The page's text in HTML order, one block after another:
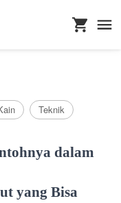
Teknik
dalam
yang Bisa